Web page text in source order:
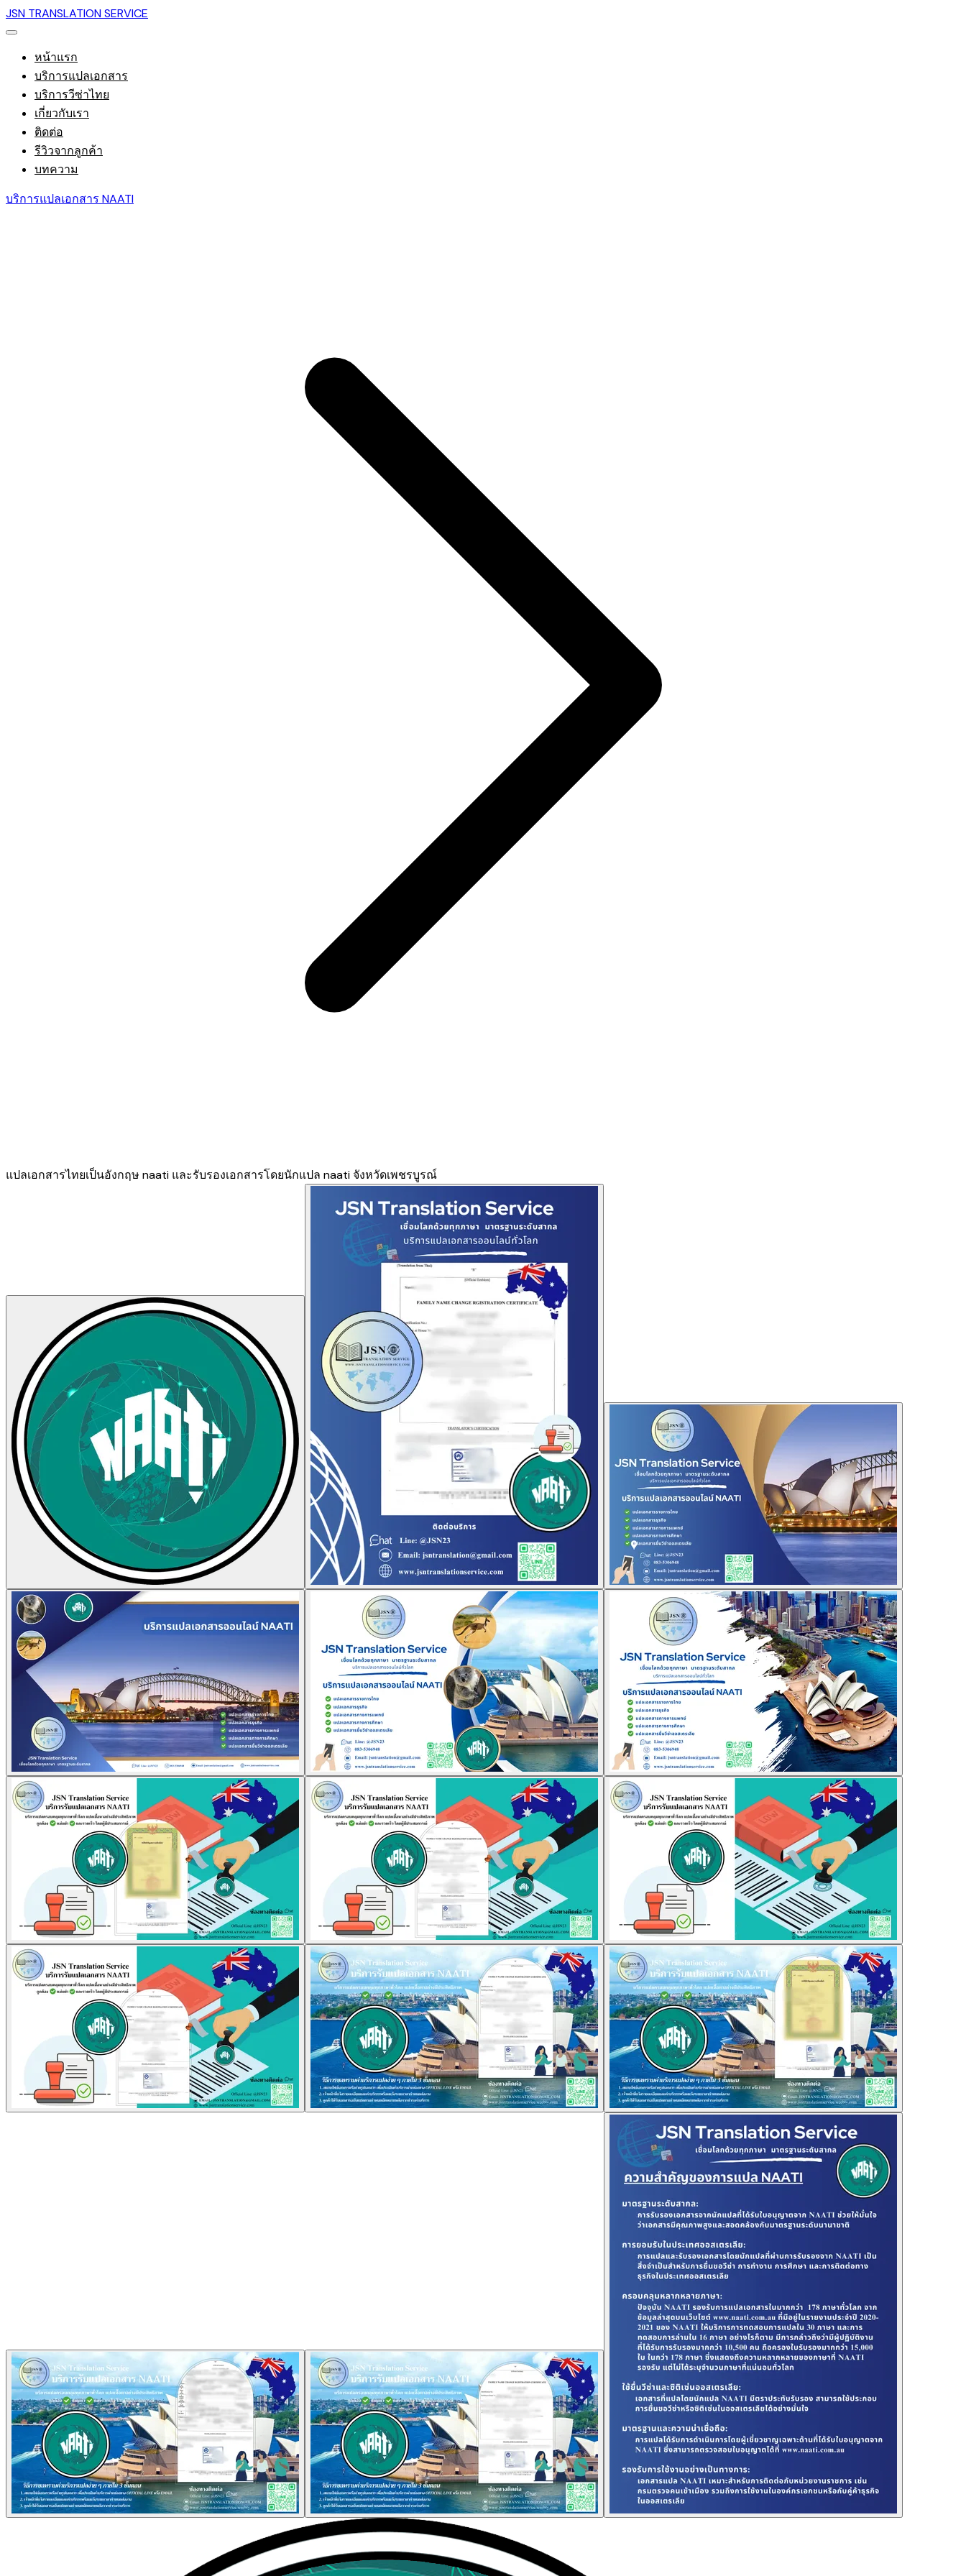
JSN TRANSLATION SERVICE
หน้าแรก
บริการแปลเอกสาร
บริการวีซ่าไทย
เกี่ยวกับเรา
ติดต่อ
รีวิวจากลูกค้า
บทความ
บริการแปลเอกสาร NAATI
แปลเอกสารไทยเป็นอังกฤษ naati และรับรองเอกสารโดยนักแปล naati จังหวัดเพชรบูรณ์